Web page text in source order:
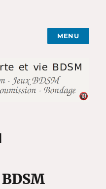
pour Couples
MENU